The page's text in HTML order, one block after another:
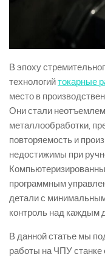
В эпоху
технологийтокарные
место в
Они стали
металлообработки,
повторяемость и
недостижимы при
программным
детали с
контроль над каждым
В данной статье мы
работы на ЧПУ станке